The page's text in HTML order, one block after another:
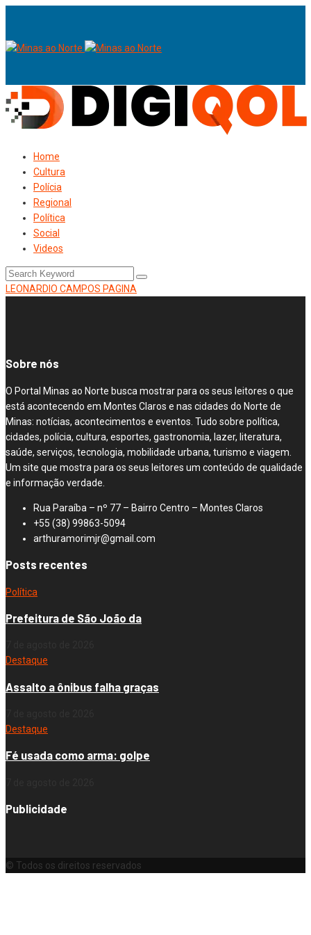
Home
Cultura
Polícia
Regional
Política
Social
Videos
LEONARDIO CAMPOS PAGINA
Sobre nós
O Portal Minas ao Norte busca mostrar para os seus leitores o que
está acontecendo em Montes Claros e nas cidades do Norte de
Minas: notícias, acontecimentos e eventos. Tudo sobre política,
cidades, polícia, cultura, esportes, gastronomia, lazer, literatura,
saúde, serviços, tecnologia, mobilidade urbana, turismo e viagem.
Um site que mostra para os seus leitores um conteúdo de qualidade
e informação verdade.
Rua Paraíba – nº 77 – Bairro Centro – Montes Claros
+55 (38) 99863-5094
arthuramorimjr@gmail.com
Posts recentes
Política
Prefeitura de São João da
Destaque
Assalto a ônibus falha graças
Destaque
Fé usada como arma: golpe
Publicidade
© Todos os direitos reservados